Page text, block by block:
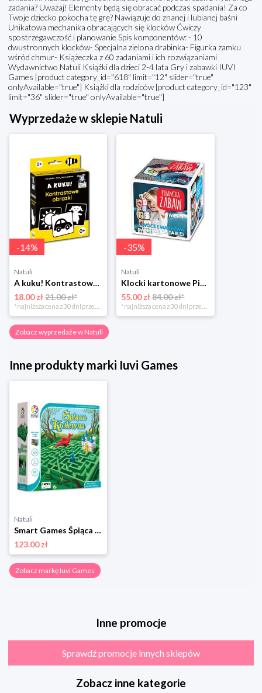
zadania? Uważaj! Elementy będą się obracać podczas spadania! Za co
Twoje dziecko pokocha tę grę? Nawiązuje do znanej i lubianej baśni
Unikatowa mechanika obracających się klocków Ćwiczy
spostrzegawczość i planowanie Spis komponentów: - 10
dwustronnych klocków- Specjalna zielona drabinka- Figurka zamku
wśród chmur- Książeczka z 60 zadaniami i ich rozwiązaniami
Wydawnictwo Natuli Książki dla dzieci 2-4 lata Gry i zabawki IUVI
Games [product category_id="618" limit="12" slider="true"
onlyAvailable="true"] Książki dla rodziców [product category_id="123"
limit="36" slider="true" onlyAvailable="true"]
Wyprzedaże w sklepie Natuli
-14%
Natuli
A kuku! Kontrastowe obrazki. Karty kontrastowe + poradnik 0+ Edgard
18.00 zł21.00 zł*
*najniższa cena z 30 dni przed obniżką
-35%
Natuli
Klocki kartonowe Piramida Zabaw. Owoce i Warzywa Piramida zabaw
55.00 zł 84.00 zł*
*najniższa cena z 30 dni przed obniżką
Zobacz wyprzedaże w Natuli
Inne produkty marki Iuvi Games
Natuli
Smart Games Śpiąca Królewna Iuvi games
123.00 zł
Zobacz markę Iuvi Games
Inne promocje
Sprawdź promocje innych sklepów
Zobacz inne kategorie